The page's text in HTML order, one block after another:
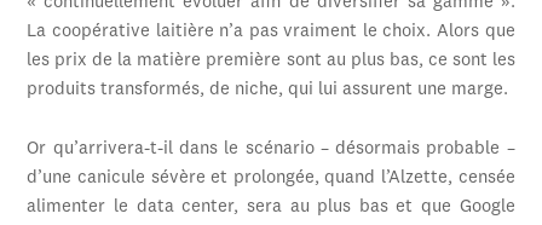
La coopérative laitière n’a pas vraiment le choix. Alors que
les prix de la matière première sont au plus bas, ce sont les
produits transformés, de niche, qui lui assurent une marge.
Or qu’arrivera-t-il dans le scénario – désormais probable –
d’une canicule sévère et prolongée, quand l’Alzette, censée
alimenter le data center, sera au plus bas et que Google